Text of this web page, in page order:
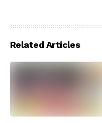
Related Articles